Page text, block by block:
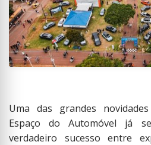
Uma das grandes
Espaço do Automóvel já
verdadeiro sucesso entre